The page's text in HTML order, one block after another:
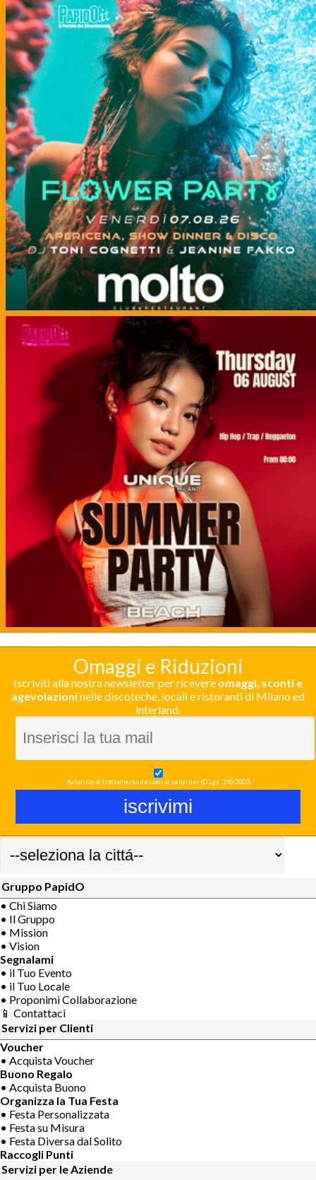
Omaggi e Riduzioni
Iscriviti alla nostra newsletter per ricevere omaggi, sconti e
agevolazioninelle discoteche, locali e ristoranti di Milano ed
interland.
Autorizzo al trattamento dei dati ai sensi del (D.Lgs. 196/2003)
Gruppo PapidO
• Chi Siamo
• Il Gruppo
• Mission
• Vision
Segnalami
• il Tuo Evento
• il Tuo Locale
• Proponimi Collaborazione
📱 Contattaci
Servizi per Clienti
Voucher
• Acquista Voucher
Buono Regalo
• Acquista Buono
Organizza la Tua Festa
• Festa Personalizzata
• Festa su Misura
• Festa Diversa dal Solito
Raccogli Punti
Servizi per le Aziende